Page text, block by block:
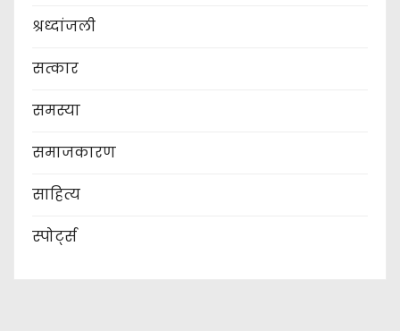
श्रध्दांजली
सत्कार
समस्या
समाजकारण
साहित्य
स्पोर्ट्स